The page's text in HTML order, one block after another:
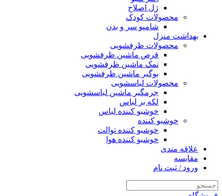
ژل اصلاح
محصولات کودک
شامپو سر و بدن
بهداشت منزل
محصولات ظرفشویی
قرص ماشین ظرفشویی
نمک ماشین ظرفشویی
بوگیر ماشین ظرفشویی
محصولات لباسشویی
جرمگیر ماشین لباسشویی
لکه بر لباس
خوشبو کننده لباس
خوشبو کننده
خوشبو کننده توالت
خوشبو کننده هوا
علاقه مندی
مقایسه
ورود / ثبت نام